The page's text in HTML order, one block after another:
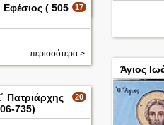
περισσότερα >
17
Εφέσιος ( 505
περισσότερα >
Άγιος
20
Πατριάρχης
735)